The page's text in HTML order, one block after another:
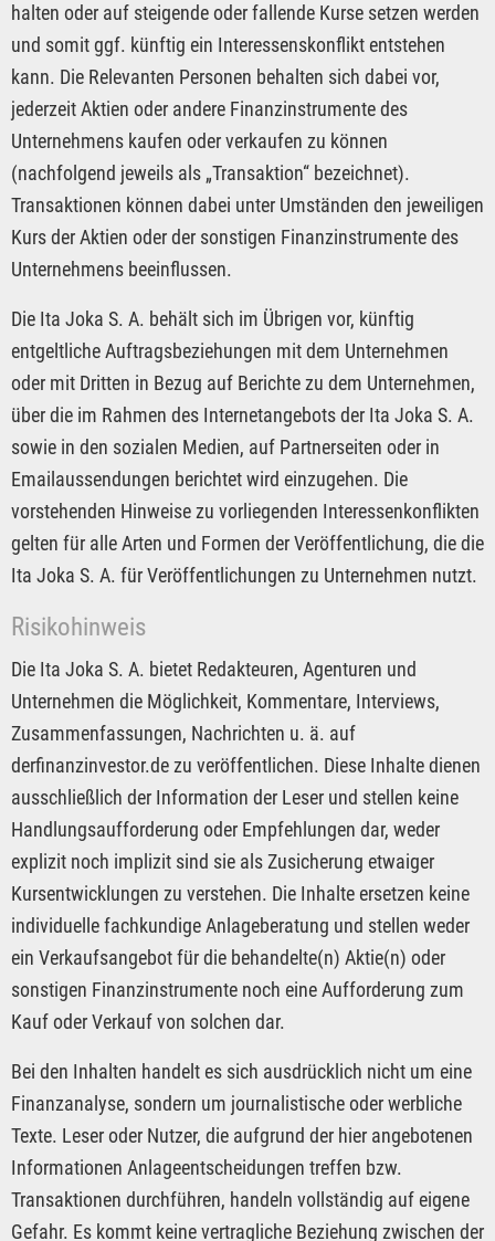
halten oder auf steigende oder fallende Kurse setzen werden
und somit ggf. künftig ein Interessenskonflikt entstehen
kann. Die Relevanten Personen behalten sich dabei vor,
jederzeit Aktien oder andere Finanzinstrumente des
Unternehmens kaufen oder verkaufen zu können
(nachfolgend jeweils als „Transaktion“ bezeichnet).
Transaktionen können dabei unter Umständen den jeweiligen
Kurs der Aktien oder der sonstigen Finanzinstrumente des
Unternehmens beeinflussen.
Die Ita Joka S. A. behält sich im Übrigen vor, künftig
entgeltliche Auftragsbeziehungen mit dem Unternehmen
oder mit Dritten in Bezug auf Berichte zu dem Unternehmen,
über die im Rahmen des Internetangebots der Ita Joka S. A.
sowie in den sozialen Medien, auf Partnerseiten oder in
Emailaussendungen berichtet wird einzugehen. Die
vorstehenden Hinweise zu vorliegenden Interessenkonflikten
gelten für alle Arten und Formen der Veröffentlichung, die die
Ita Joka S. A. für Veröffentlichungen zu Unternehmen nutzt.
Risikohinweis
Die Ita Joka S. A. bietet Redakteuren, Agenturen und
Unternehmen die Möglichkeit, Kommentare, Interviews,
Zusammenfassungen, Nachrichten u. ä. auf
derfinanzinvestor.de zu veröffentlichen. Diese Inhalte dienen
ausschließlich der Information der Leser und stellen keine
Handlungsaufforderung oder Empfehlungen dar, weder
explizit noch implizit sind sie als Zusicherung etwaiger
Kursentwicklungen zu verstehen. Die Inhalte ersetzen keine
individuelle fachkundige Anlageberatung und stellen weder
ein Verkaufsangebot für die behandelte(n) Aktie(n) oder
sonstigen Finanzinstrumente noch eine Aufforderung zum
Kauf oder Verkauf von solchen dar.
Bei den Inhalten handelt es sich ausdrücklich nicht um eine
Finanzanalyse, sondern um journalistische oder werbliche
Texte. Leser oder Nutzer, die aufgrund der hier angebotenen
Informationen Anlageentscheidungen treffen bzw.
Transaktionen durchführen, handeln vollständig auf eigene
Gefahr. Es kommt keine vertragliche Beziehung zwischen der